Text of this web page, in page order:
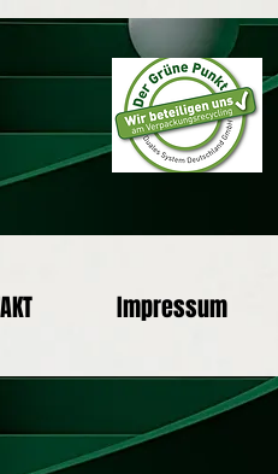
Impressum